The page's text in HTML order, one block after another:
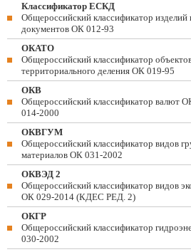
Классификатор ЕСКД
Общероссийский классификатор изделий
документов ОК 012-93
ОКАТО
Общероссийский классификатор
территориального деления ОК 019-95
ОКВ
Общероссийский классификатор
014-2000
ОКВГУМ
Общероссийский классификатор видов
материалов ОК 031-2002
ОКВЭД 2
Общероссийский классификатор видов
ОК 029-2014 (КДЕС РЕД. 2)
ОКГР
Общероссийский классификатор
030-2002